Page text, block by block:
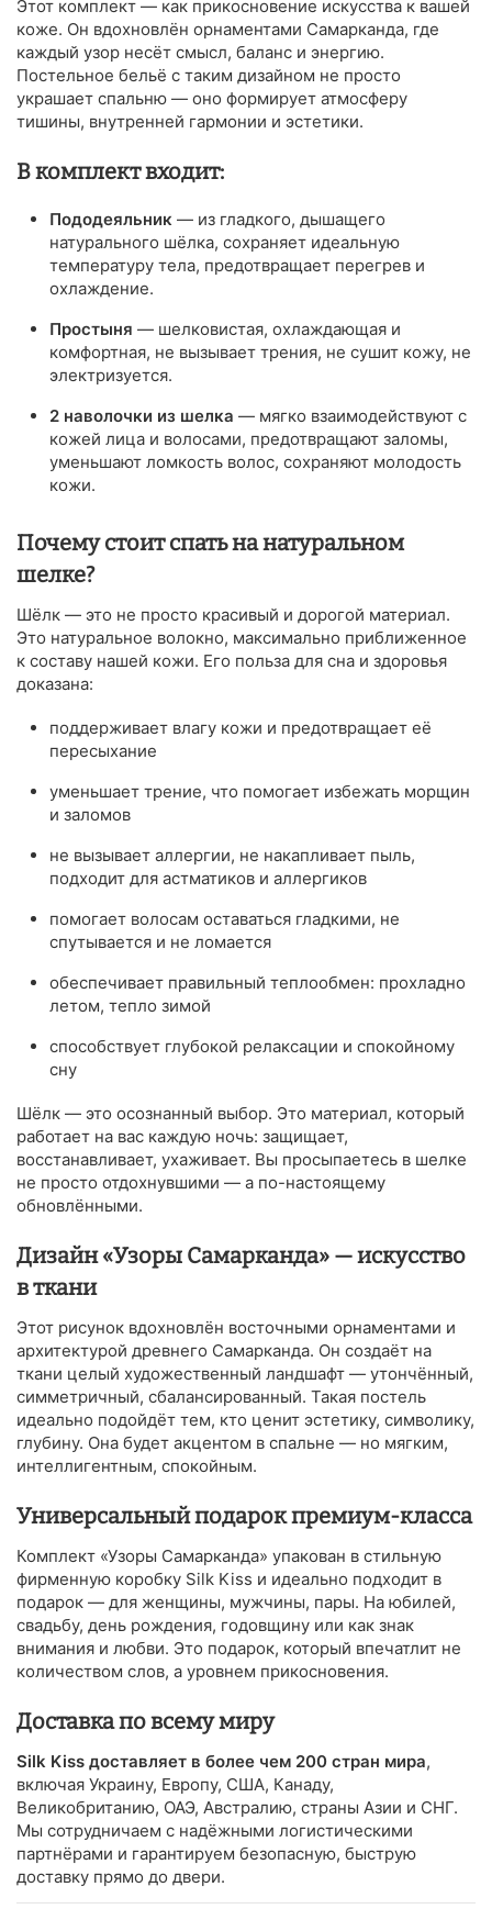
Этот комплект — как прикосновение искусства к вашей
коже. Он вдохновлён орнаментами Самарканда, где
каждый узор несёт смысл, баланс и энергию.
Постельное бельё с таким дизайном не просто
украшает спальню — оно формирует атмосферу
тишины, внутренней гармонии и эстетики.
В комплект входит:
Пододеяльник — из гладкого, дышащего
натурального шёлка, сохраняет идеальную
температуру тела, предотвращает перегрев и
охлаждение.
Простыня — шелковистая, охлаждающая и
комфортная, не вызывает трения, не сушит кожу, не
электризуется.
2 наволочки из шелка — мягко взаимодействуют с
кожей лица и волосами, предотвращают заломы,
уменьшают ломкость волос, сохраняют молодость
кожи.
Почему стоит спать на натуральном
шелке?
Шёлк — это не просто красивый и дорогой материал.
Это натуральное волокно, максимально приближенное
к составу нашей кожи. Его польза для сна и здоровья
доказана:
поддерживает влагу кожи и предотвращает её
пересыхание
уменьшает трение, что помогает избежать морщин
и заломов
не вызывает аллергии, не накапливает пыль,
подходит для астматиков и аллергиков
помогает волосам оставаться гладкими, не
спутывается и не ломается
обеспечивает правильный теплообмен: прохладно
летом, тепло зимой
способствует глубокой релаксации и спокойному
сну
Шёлк — это осознанный выбор. Это материал, который
работает на вас каждую ночь: защищает,
восстанавливает, ухаживает. Вы просыпаетесь в шелке
не просто отдохнувшими — а по-настоящему
обновлёнными.
Дизайн «Узоры Самарканда» — искусство
в ткани
Этот рисунок вдохновлён восточными орнаментами и
архитектурой древнего Самарканда. Он создаёт на
ткани целый художественный ландшафт — утончённый,
симметричный, сбалансированный. Такая постель
идеально подойдёт тем, кто ценит эстетику, символику,
глубину. Она будет акцентом в спальне — но мягким,
интеллигентным, спокойным.
Универсальный подарок премиум-класса
Комплект «Узоры Самарканда» упакован в стильную
фирменную коробку Silk Kiss и идеально подходит в
подарок — для женщины, мужчины, пары. На юбилей,
свадьбу, день рождения, годовщину или как знак
внимания и любви. Это подарок, который впечатлит не
количеством слов, а уровнем прикосновения.
Доставка по всему миру
Silk Kiss доставляет в более чем 200 стран мира,
включая Украину, Европу, США, Канаду,
Великобританию, ОАЭ, Австралию, страны Азии и СНГ.
Мы сотрудничаем с надёжными логистическими
партнёрами и гарантируем безопасную, быструю
доставку прямо до двери.